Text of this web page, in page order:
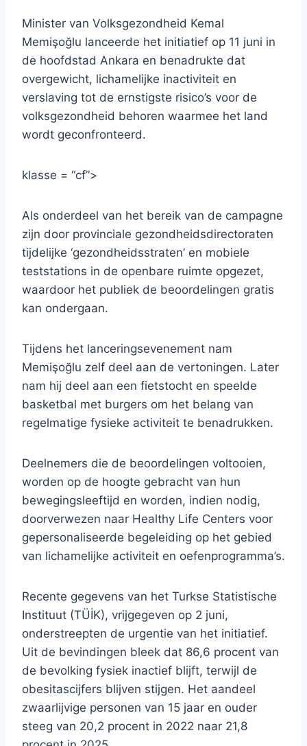
Minister van Volksgezondheid Kemal
Memişoğlu lanceerde het initiatief op 11 juni in
de hoofdstad Ankara en benadrukte dat
overgewicht, lichamelijke inactiviteit en
verslaving tot de ernstigste risico’s voor de
volksgezondheid behoren waarmee het land
wordt geconfronteerd.
klasse = “cf”>
Als onderdeel van het bereik van de campagne
zijn door provinciale gezondheidsdirectoraten
tijdelijke ‘gezondheidsstraten’ en mobiele
teststations in de openbare ruimte opgezet,
waardoor het publiek de beoordelingen gratis
kan ondergaan.
Tijdens het lanceringsevenement nam
Memişoğlu zelf deel aan de vertoningen. Later
nam hij deel aan een fietstocht en speelde
basketbal met burgers om het belang van
regelmatige fysieke activiteit te benadrukken.
Deelnemers die de beoordelingen voltooien,
worden op de hoogte gebracht van hun
bewegingsleeftijd en worden, indien nodig,
doorverwezen naar Healthy Life Centers voor
gepersonaliseerde begeleiding op het gebied
van lichamelijke activiteit en oefenprogramma’s.
Recente gegevens van het Turkse Statistische
Instituut (TÜİK), vrijgegeven op 2 juni,
onderstreepten de urgentie van het initiatief.
Uit de bevindingen bleek dat 86,6 procent van
de bevolking fysiek inactief blijft, terwijl de
obesitascijfers blijven stijgen. Het aandeel
zwaarlijvige personen van 15 jaar en ouder
steeg van 20,2 procent in 2022 naar 21,8